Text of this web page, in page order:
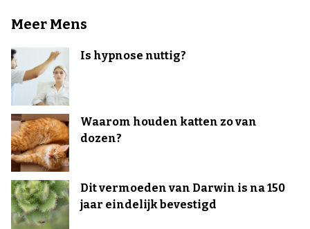
Meer Mens
Is hypnose nuttig?
Waarom houden katten zo van
dozen?
Dit vermoeden van Darwin is na 150
jaar eindelijk bevestigd